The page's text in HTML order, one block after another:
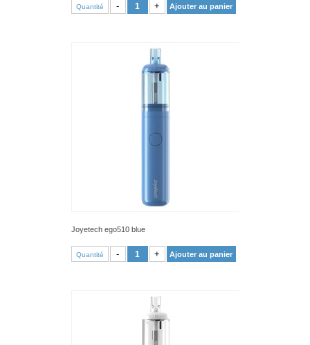
Quantité - + Ajouter au panier
Joyetech ego510 blue
Quantité - + Ajouter au panier